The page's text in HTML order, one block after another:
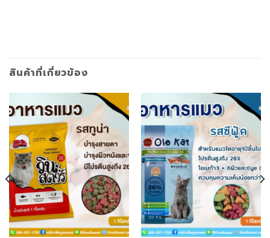
สินค้าที่เกี่ยวข้อง